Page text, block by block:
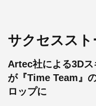
サクセススト
Artec社による3D
が『Time Team』
ロップに